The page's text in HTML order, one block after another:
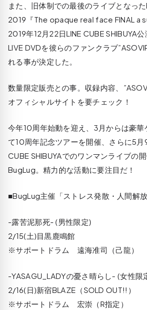
また、旧体制での最後のライブとなっ
2019『The opaque real face FINAL a
2019年12月22日LINE CUBE SHIBUYA
LIVE DVDを彼らのファンクラブ
れる事が決定した。
数量限定販売との事。収録内容、
オフィシャルサイトを要チェック！
今年10周年始動を迎え、3月からは豪華
て10周年記念ツアーを開催、さらに5月
CUBE SHIBUYAでのワンマンライブの
BugLug。精力的な活動に要注目だ！
■BugLug主催「ストレス発散・人間解放
-露苦泥那死- (男性限定)
2/15(土)目黒鹿鳴館
※サポートドラム 遠海准司（己龍）
-YASAGU_LADYの憂さ晴らし- (女性限
2/16(日)新宿BLAZE（SOLD OUT!!）
※サポートドラム 宏崇（R指定）